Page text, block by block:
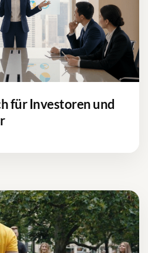
für Investoren und